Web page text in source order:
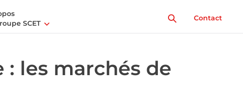
SCET
Contact
: les marchés de